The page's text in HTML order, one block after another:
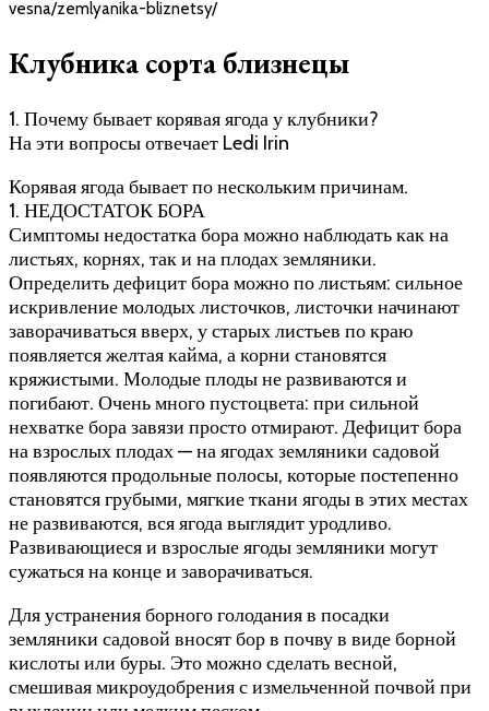
vesna/zemlyanika-bliznetsy/
Клубника сорта близнецы
1. Почему бывает корявая ягода у клубники?
На эти вопросы отвечает Ledi Irin
Корявая ягода бывает по нескольким причинам.
1. НЕДОСТАТОК БОРА
Симптомы недостатка бора можно наблюдать как на
листьях, корнях, так и на плодах земляники.
Определить дефицит бора можно по листьям: сильное
искривление молодых листочков, листочки начинают
заворачиваться вверх, у старых листьев по краю
появляется желтая кайма, а корни становятся
кряжистыми. Молодые плоды не развиваются и
погибают. Очень много пустоцвета: при сильной
нехватке бора завязи просто отмирают. Дефицит бора
на взрослых плодах — на ягодах земляники садовой
появляются продольные полосы, которые постепенно
становятся грубыми, мягкие ткани ягоды в этих местах
не развиваются, вся ягода выглядит уродливо.
Развивающиеся и взрослые ягоды земляники могут
сужаться на конце и заворачиваться.
Для устранения борного голодания в посадки
земляники садовой вносят бор в почву в виде борной
кислоты или буры. Это можно сделать весной,
смешивая микроудобрения с измельченной почвой при